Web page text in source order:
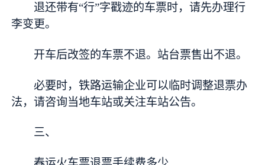
退还带有“行”字戳迹的车票时，请先办理行
李变更。
开车后改签的车票不退。站台票售出不退。
必要时，铁路运输企业可以临时调整退票办
法，请咨询当地车站或关注车站公告。
三、